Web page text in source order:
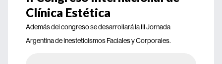
Clínica Estética
Además del congreso se desarrollará la III Jornada
Argentina de Inesteticismos Faciales y Corporales.